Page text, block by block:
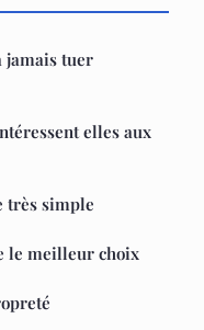
jamais tuer
elles aux
très simple
le meilleur choix